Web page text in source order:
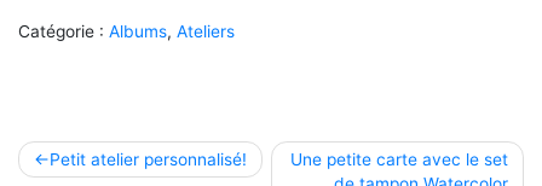
Catégorie : Albums, Ateliers
Navigation
Petit atelier personnalisé!
Une petite carte avec le set